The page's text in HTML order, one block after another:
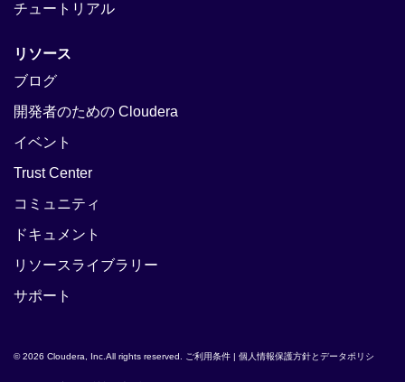
チュートリアル
リソース
ブログ
開発者のための Cloudera
イベント
Trust Center
コミュニティ
ドキュメント
リソースライブラリー
サポート
© 2026 Cloudera, Inc.All rights reserved. ご利用条件 | 個人情報保護方針とデータポリシ